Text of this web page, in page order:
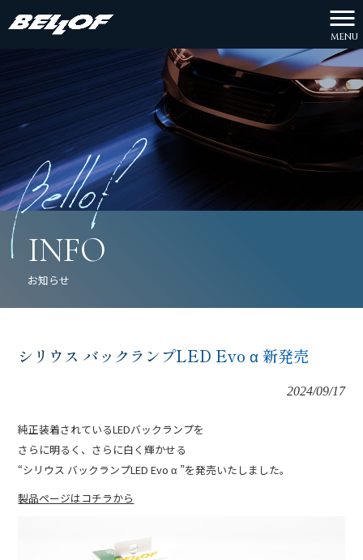
MENU
INFO
お知らせ
シリウス バックランプLED Evo α 新発売
2024/09/17
純正装着されているLEDバックランプを
さらに明るく、さらに白く輝かせる
“シリウス バックランプLED Evo α ”を発売いたしました。
製品ページはコチラから